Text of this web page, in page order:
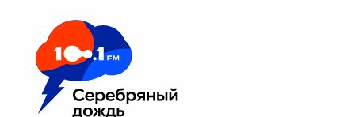
Москва 100.1 FM